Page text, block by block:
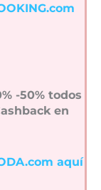
-50% todos
en
aquí